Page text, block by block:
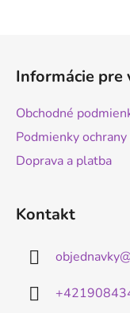
Informácie pre
Obchodné
Podmienky
Doprava a platba
Kontakt
objednavky@